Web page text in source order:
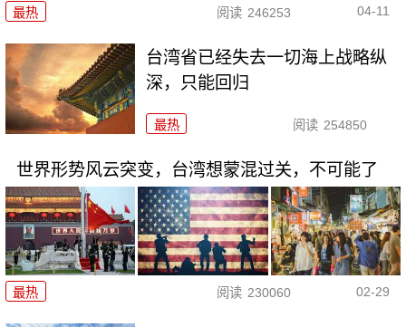
最热 阅读 246253 04-11
台湾省已经失去一切海上战略纵
深，只能回归
最热 阅读 254850
世界形势风云突变，台湾想蒙混过关，不可能了
最热 阅读 230060 02-29